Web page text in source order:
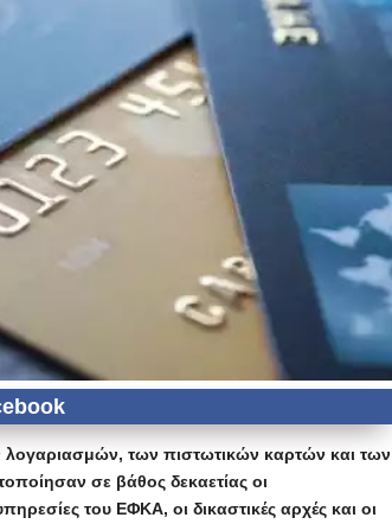
λογαριασμών, των πιστωτικών καρτών και των
σε βάθος δεκαετίας οι
του ΕΦΚΑ, οι δικαστικές αρχές και οι